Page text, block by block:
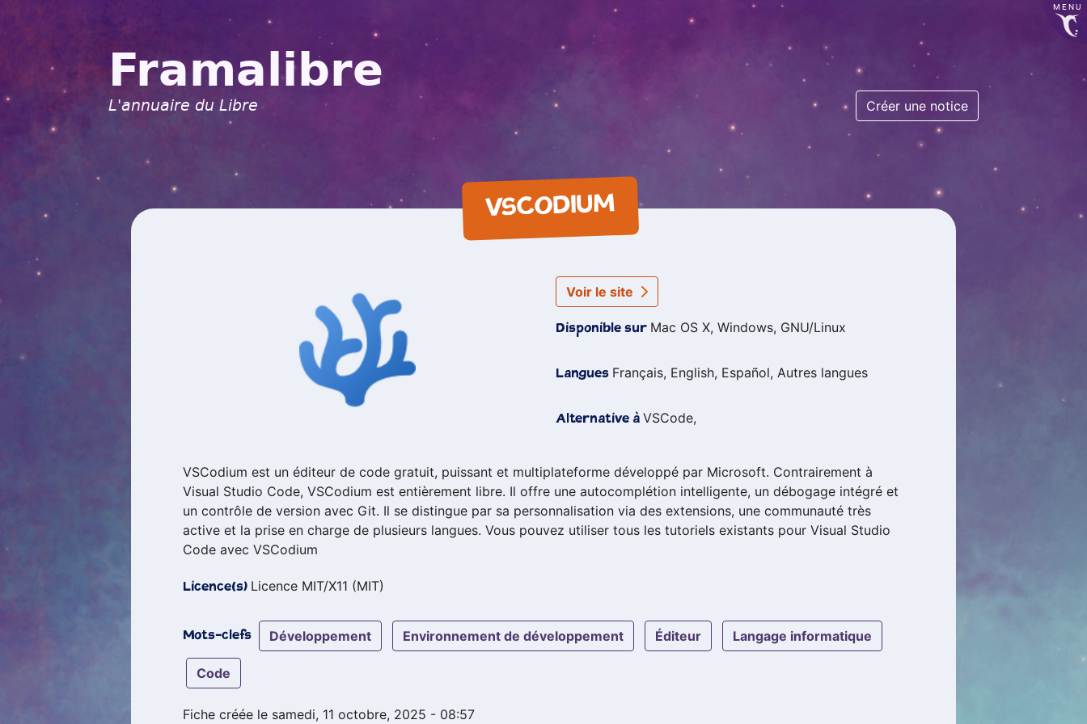
MENU
Framalibre
L'annuaire du Libre Créer une notice
VSCODIUM
Voir le site
Disponible sur Mac OS X, Windows, GNU/Linux
Langues Français, English, Español, Autres langues
Alternative à VSCode,
VSCodium est un éditeur de code gratuit, puissant et multiplateforme développé par Microsoft. Contrairement à
Visual Studio Code, VSCodium est entièrement libre. Il offre une autocomplétion intelligente, un débogage intégré et
un contrôle de version avec Git. Il se distingue par sa personnalisation via des extensions, une communauté très
active et la prise en charge de plusieurs langues. Vous pouvez utiliser tous les tutoriels existants pour Visual Studio
Code avec VSCodium
Licence(s) Licence MIT/X11 (MIT)
Mots-clefs développement environnement de développement éditeur langage informatique
code
Fiche créée le samedi, 11 octobre, 2025 - 08:57